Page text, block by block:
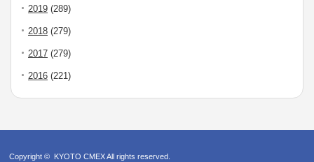
2019 (289)
2018 (279)
2017 (279)
2016 (221)
Copyright © KYOTO CMEXAll rights reserved.